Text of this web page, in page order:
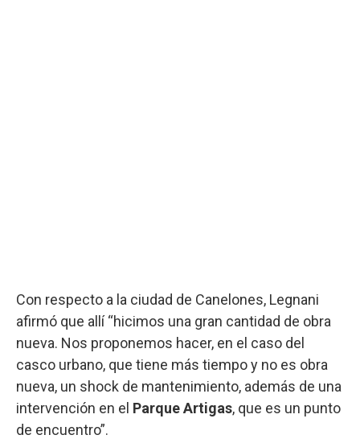
Con respecto a la ciudad de Canelones, Legnani
afirmó que allí “hicimos una gran cantidad de obra
nueva. Nos proponemos hacer, en el caso del
casco urbano, que tiene más tiempo y no es obra
nueva, un shock de mantenimiento, además de una
intervención en el Parque Artigas, que es un punto
de encuentro”.